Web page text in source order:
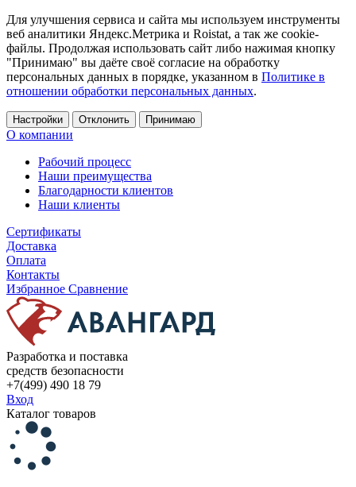
Для улучшения сервиса и сайта мы используем инструменты
веб аналитики Яндекс.Метрика и Roistat, а так же cookie-
файлы. Продолжая использовать сайт либо нажимая кнопку
"Принимаю" вы даёте своё согласие на обработку
персональных данных в порядке, указанном в Политике в
отношении обработки персональных данных.
Настройки Отклонить Принимаю
О компании
Рабочий процесс
Наши преимущества
Благодарности клиентов
Наши клиенты
Сертификаты
Доставка
Оплата
Контакты
Избранное Сравнение
Разработка и поставка
средств безопасности
+7(499) 490 18 79
Вход
Каталог товаров